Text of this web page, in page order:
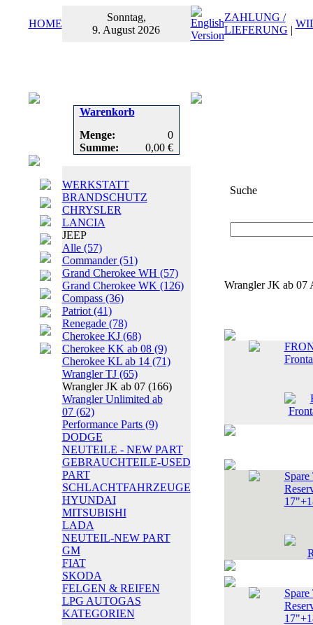
HOME
Sonntag,
9. August 2026
ZAHLUNG /
LIEFERUNG |
Warenkorb
Menge:
0
Summe:
0,00 €
WERKSTATT
BRANDSCHUTZ
CHRYSLER
LANCIA
JEEP
Alle (57)
Commander(51)
Grand Cherokee WH (57)
Grand Cherokee WK (126)
Compass (36)
Patriot (41)
Renegade (78)
Cherokee KJ (68)
Cherokee KK ab 08 (9)
Cherokee KL ab 14 (71)
Wrangler TJ (65)
Wrangler JK ab 07 (166)
Wrangler Unlimited ab
07 (62)
Performance Parts (9)
DODGE
NEUTEILE - NEW PART
GEBRAUCHTEILE-USED
PART
SCHLACHTFAHRZEUGE
HYUNDAI
MITSUBISHI
LADA
NEUTEIL-NEW PART
GM
FIAT
SKODA
FELGEN & REIFEN
LPG AUTOGAS
KATEGORIEN
Suche
Wrangler JK ab 07